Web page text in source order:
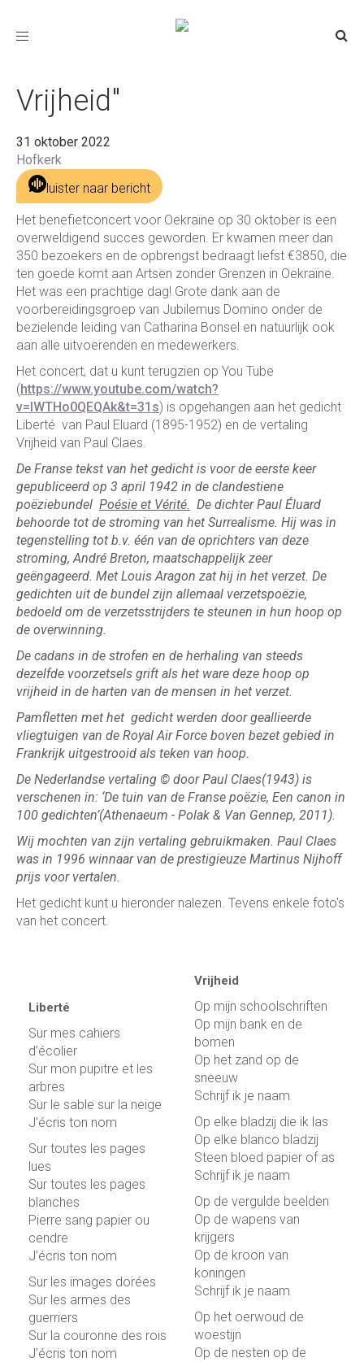
Toggle
Vrijheid"
31 oktober 2022
Hofkerk
luister naar bericht
Het benefietconcert voor Oekraïne op 30 oktober is een
overweldigend succes geworden. Er kwamen meer dan
350 bezoekers en de opbrengst bedraagt liefst €3850, die
ten goede komt aan Artsen zonder Grenzen in Oekraïne.
Het was een prachtige dag! Grote dank aan de
voorbereidingsgroep van Jubilemus Domino onder de
bezielende leiding van Catharina Bonsel en natuurlijk ook
aan alle uitvoerenden en medewerkers.
Het concert, dat u kunt terugzien op You Tube
(https://www.youtube.com/watch?
v=IWTHo0QEQAk&t=31s) is opgehangen aan het gedicht
Liberté van Paul Eluard (1895-1952) en de vertaling
Vrijheid van Paul Claes.
De Franse tekst van het gedicht is voor de eerste keer
gepubliceerd op 3 april 1942 in de clandestiene
poëziebundel Poésie et Vérité. De dichter Paul Éluard
behoorde tot de stroming van het Surrealisme. Hij was in
tegenstelling tot b.v. één van de oprichters van deze
stroming, André Breton, maatschappelijk zeer
geëngageerd. Met Louis Aragon zat hij in het verzet. De
gedichten uit de bundel zijn allemaal verzetspoëzie,
bedoeld om de verzetsstrijders te steunen in hun hoop op
de overwinning.
De cadans in de strofen en de herhaling van steeds
dezelfde voorzetsels grift als het ware deze hoop op
vrijheid in de harten van de mensen in het verzet.
Pamfletten met het gedicht werden door geallieerde
vliegtuigen van de Royal Air Force boven bezet gebied in
Frankrijk uitgestrooid als teken van hoop.
De Nederlandse vertaling © door Paul Claes(1943) is
verschenen in: ‘De tuin van de Franse poëzie, Een canon in
100 gedichten’(Athenaeum - Polak & Van Gennep, 2011).
Wij mochten van zijn vertaling gebruikmaken. Paul Claes
was in 1996 winnaar van de prestigieuze Martinus Nijhoff
prijs voor vertalen.
Het gedicht kunt u hieronder nalezen. Tevens enkele foto's
van het concert.
Liberté
Sur mes cahiers
d’écolier
Sur mon pupitre et les
arbres
Sur le sable sur la neige
J’écris ton nom
Sur toutes les pages
lues
Sur toutes les pages
blanches
Pierre sang papier ou
cendre
J’écris ton nom
Sur les images dorées
Sur les armes des
guerriers
Sur la couronne des rois
J’écris ton nom
Vrijheid
Op mijn schoolschriften
Op mijn bank en de
bomen
Op het zand op de
sneeuw
Schrijf ik je naam
Op elke bladzij die ik las
Op elke blanco bladzij
Steen bloed papier of as
Schrijf ik je naam
Op de vergulde beelden
Op de wapens van
krijgers
Op de kroon van
koningen
Schrijf ik je naam
Op het oerwoud de
woestijn
Op de nesten op de